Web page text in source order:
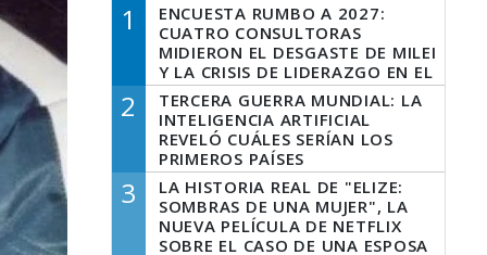
1
ENCUESTA RUMBO A 2027:
CUATRO CONSULTORAS
MIDIERON EL DESGASTE DE MILEI
Y LA CRISIS DE LIDERAZGO EN EL
PERONISMO
2
TERCERA GUERRA MUNDIAL: LA
INTELIGENCIA ARTIFICIAL
REVELÓ CUÁLES SERÍAN LOS
PRIMEROS PAÍSES
LATINOAMERICANOS EN SER
DERROTADOS
3
LA HISTORIA REAL DE "ELIZE:
SOMBRAS DE UNA MUJER", LA
NUEVA PELÍCULA DE NETFLIX
SOBRE EL CASO DE UNA ESPOSA